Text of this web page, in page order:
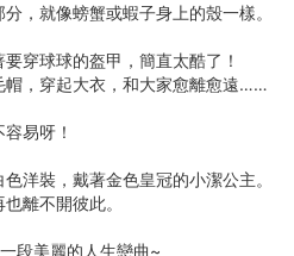
，就像螃蟹或蝦子身上的殼一樣。
穿球球的盔甲，簡直太酷了！
帽，穿起大衣，和大家愈離愈遠……
易呀！
洋裝，戴著金色皇冠的小潔公主。
離不開彼此。
段美麗的人生戀曲~